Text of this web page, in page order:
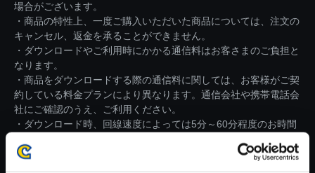
場合がございます。
・商品の特性上、一度ご購入いただいた商品については、注文の
キャンセル、返金を承ることができません。
・ダウンロードやご利用時にかかる通信料はお客さまのご負担と
なります。
・商品をダウンロードする際の通信料に関しては、お客様がご契
約している料金プランにより異なります。通信会社や携帯電話会
社にご確認のうえ、ご利用ください。
・ダウンロード時、回線速度によっては5分～60分程度のお時間
※ご購入いただいたファイルのダウンロードの際には、通信環境